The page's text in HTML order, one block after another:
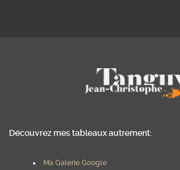
Découvrez mes tableaux autrement:
Ma Galerie Google